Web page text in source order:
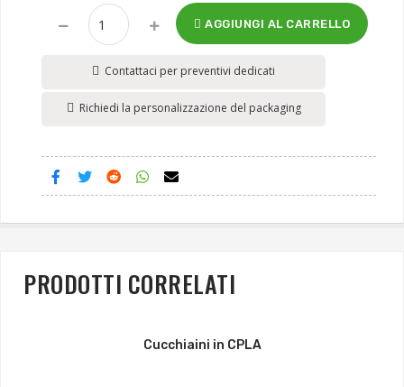
AGGIUNGI AL CARRELLO
Contattaci per preventivi dedicati
Richiedi la personalizzazione del packaging
PRODOTTI CORRELATI
Cucchiaini in CPLA